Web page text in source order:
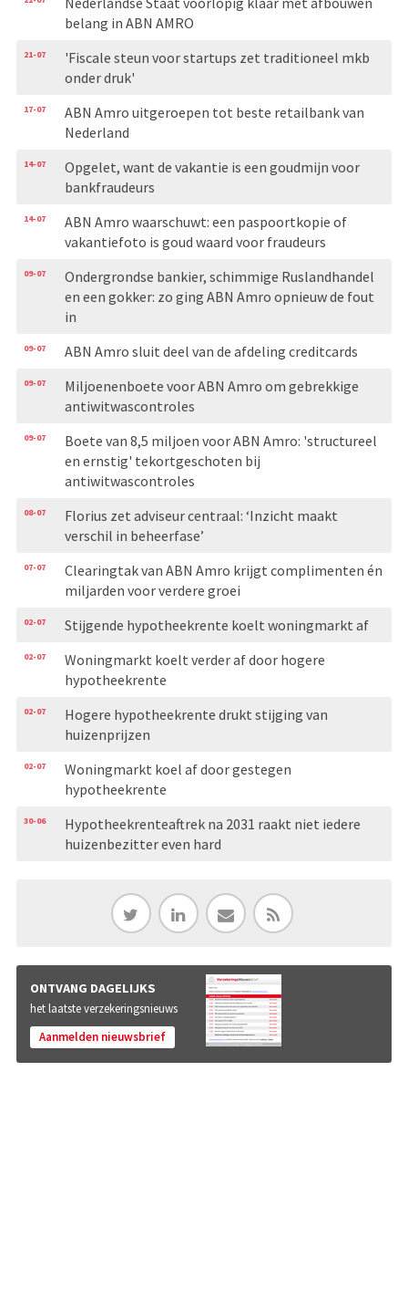
belang in ABN AMRO
21-07
'Fiscale steun voor startups zet traditioneel mkb
onder druk'
17-07
ABN Amro uitgeroepen tot beste retailbank van
Nederland
14-07
Opgelet, want de vakantie is een goudmijn voor
bankfraudeurs
14-07
ABN Amro waarschuwt: een paspoortkopie of
vakantiefoto is goud waard voor fraudeurs
09-07
Ondergrondse bankier, schimmige Ruslandhandel
en een gokker: zo ging ABN Amro opnieuw de fout
in
09-07 ABN Amro sluit deel van de afdeling creditcards
09-07
Miljoenenboete voor ABN Amro om gebrekkige
antiwitwascontroles
09-07
Boete van 8,5 miljoen voor ABN Amro: 'structureel
en ernstig' tekortgeschoten bij
antiwitwascontroles
08-07
Florius zet adviseur centraal: ‘Inzicht maakt
verschil in beheerfase’
07-07
Clearingtak van ABN Amro krijgt complimenten én
miljarden voor verdere groei
02-07 Stijgende hypotheekrente koelt woningmarkt af
02-07
Woningmarkt koelt verder af door hogere
hypotheekrente
02-07
Hogere hypotheekrente drukt stijging van
huizenprijzen
02-07
Woningmarkt koel af door gestegen
hypotheekrente
30-06
Hypotheekrenteaftrek na 2031 raakt niet iedere
huizenbezitter even hard
ONTVANG DAGELIJKS
het laatste verzekeringsnieuws
Aanmelden nieuwsbrief